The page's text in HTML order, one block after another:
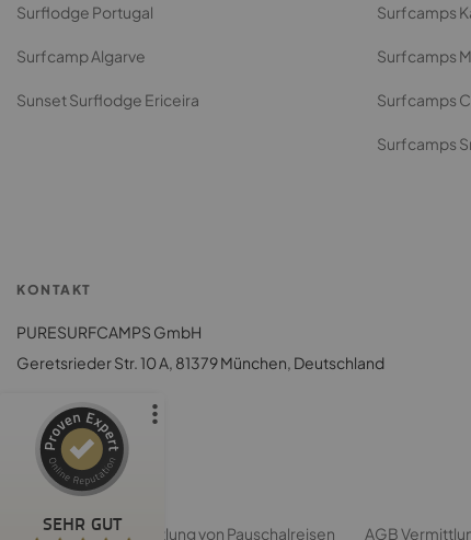
Surflodge Portugal
Surfcamp Algarve
Sunset Surflodge Ericeira
Surfcamps
Surfcamps
Surfcamps
Surfcamps
KONTAKT
PURESURFCAMPS GmbH
Geretsrieder Str. 10 A, 81379 München, Deutschland
KUNDENSERVICE
ARB AGB Vermittlung von Pauschalreisen AGB
SEHR GUT
Puresurfcamps - finde das beste Surfcamp
Empfehlungen auf
ProvenExpert.com
SEHR GUT
2.092
Bewertungen von
anderen Quellen
Blick aufs ProvenExpert-Profil werfen